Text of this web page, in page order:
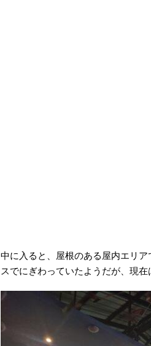
中に入ると、屋根のある屋内エリ
スでにぎわっていたようだが、現在